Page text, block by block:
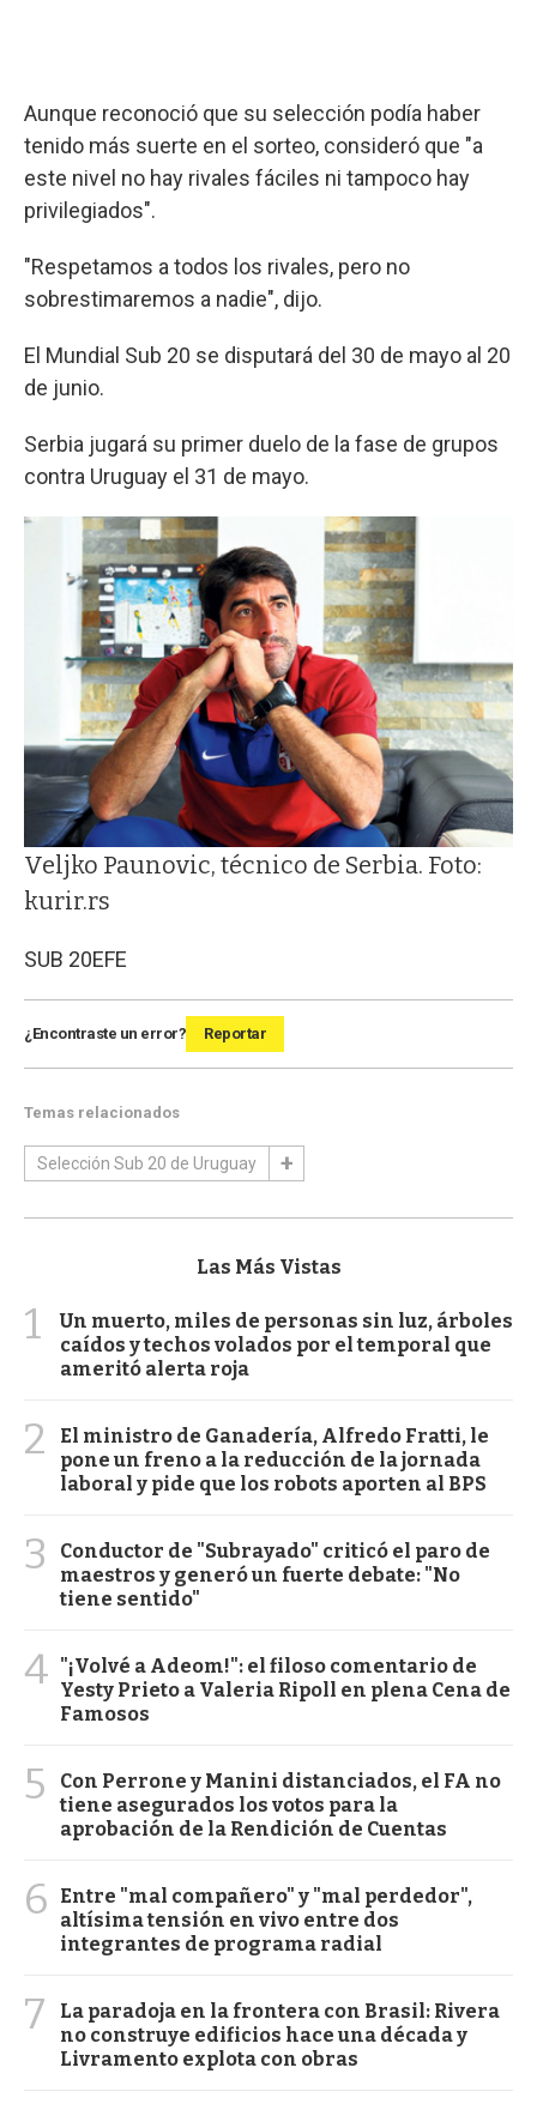
Aunque reconoció que su selección podía haber
tenido más suerte en el sorteo, consideró que "a
este nivel no hay rivales fáciles ni tampoco hay
privilegiados".
"Respetamos a todos los rivales, pero no
sobrestimaremos a nadie", dijo.
El Mundial Sub 20 se disputará del 30 de mayo al 20
de junio.
Serbia jugará su primer duelo de la fase de grupos
contra Uruguay el 31 de mayo.
Veljko Paunovic, técnico de Serbia. Foto:
kurir.rs
SUB 20EFE
¿Encontraste un error? Reportar
Temas relacionados
Selección Sub 20 de Uruguay
Las Más Vistas
1
Un muerto, miles de personas sin luz, árboles
caídos y techos volados por el temporal que
ameritó alerta roja
2
El ministro de Ganadería, Alfredo Fratti, le
pone un freno a la reducción de la jornada
laboral y pide que los robots aporten al BPS
3
Conductor de "Subrayado" criticó el paro de
maestros y generó un fuerte debate: "No
tiene sentido"
4 "¡Volvé a Adeom!": el filoso comentario de
Yesty Prieto a Valeria Ripoll en plena Cena de
Famosos
5
Con Perrone y Manini distanciados, el FA no
tiene asegurados los votos para la
aprobación de la Rendición de Cuentas
6
Entre "mal compañero" y "mal perdedor",
altísima tensión en vivo entre dos
integrantes de programa radial
7
La paradoja en la frontera con Brasil: Rivera
no construye edificios hace una década y
Livramento explota con obras